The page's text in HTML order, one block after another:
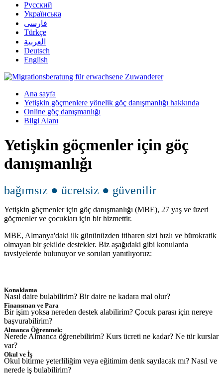
Русский
Українська
فارسی
Türkçe
العربية
Deutsch
English
Ana sayfa
Yetişkin göçmenlere yönelik göç danışmanlığı hakkında
Online göç danışmanlığı
Bilgi Alanı
Yetişkin göçmenler için göç
danışmanlığı
bağımsız ● ücretsiz ● güvenilir
Yetişkin göçmenler için göç danışmanlığı (MBE), 27 yaş ve üzeri
göçmenler ve çocukları için bir hizmettir.
MBE, Almanya'daki ilk gününüzden itibaren sizi hızlı ve bürokratik
olmayan bir şekilde destekler. Biz aşağıdaki gibi konularda
tavsiyelerde bulunuyor ve soruları yanıtlıyoruz:
Konaklama
Nasıl daire bulabilirim? Bir daire ne kadara mal olur?
Finansman ve Para
Bir işim yoksa nereden destek alabilirim? Çocuk parası için nereye
başvurabilirim?
Almanca Öğrenmek:
Nerede Almanca öğrenebilirim? Kurs ücreti ne kadar? Ne tür kurslar
var?
Okul ve İş
Okul bitirme yeterliliğim veya eğitimim denk sayılacak mı? Nasıl ve
nerede iş bulabilirim?